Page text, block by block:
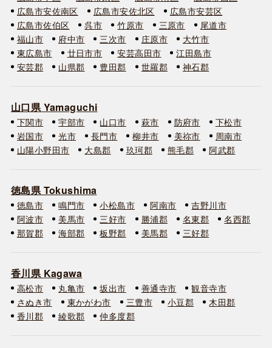
広島市安佐南区
広島市安佐北区
広島市安芸区
広島市佐伯区
呉市 竹原市 三原市
尾道市
福山市
府中市 三次市 庄原市
大竹市
東広島市
廿日市市 安芸高田市
江田島市
安芸郡
山県郡 豊田郡 世羅郡 神石郡
山口県 Yamaguchi
下関市 宇部市 山口市 萩市 防府市
下松市
岩国市
光市 長門市 柳井市 美祢市
周南市
山陽小野田市
大島郡 玖珂郡 熊毛郡 阿武郡
徳島県 Tokushima
徳島市 鳴門市 小松島市 阿南市
吉野川市
阿波市
美馬市 三好市 勝浦郡 名東郡
名西郡
那賀郡
海部郡 板野郡 美馬郡 三好郡
香川県 Kagawa
高松市 丸亀市 坂出市 善通寺市
観音寺市
さぬき市
東かがわ市 三豊市 小豆郡
木田郡
香川郡
綾歌郡 仲多度郡